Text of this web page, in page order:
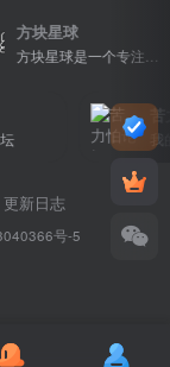
方块星球
方块星球是一个专注于我的世界的中文论坛，提供丰富的资源分享、玩家交流和创意展示，包括地图、皮肤、数据包等内容，打造Minecraft玩家的专属社区乐园！
苦
我
更新日志
号-5